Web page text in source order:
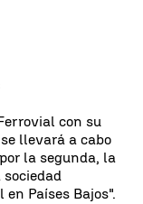
con su
llevará a cabo
la segunda, la
Países Bajos".